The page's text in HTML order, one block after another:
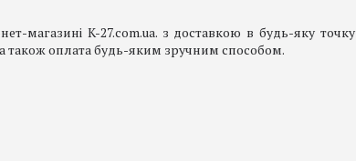
магазині K-27.com.ua. з доставкою в будь-яку точку
також оплата будь-яким зручним способом.